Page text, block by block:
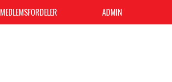
MEDLEMSFORDELER ADMIN